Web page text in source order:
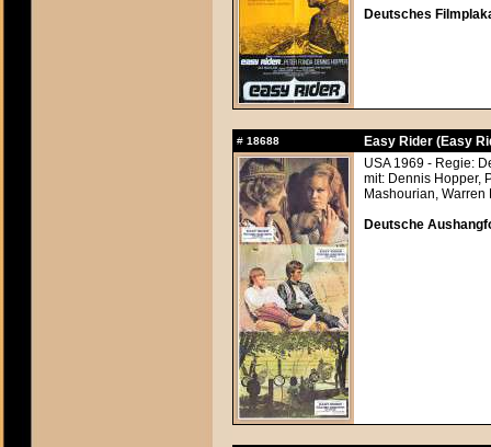
Deutsches
# 18688
Easy Rider (Easy
USA 1969 - Regie:
mit: Dennis Hopper,
Mashourian, Warren
Deutsche